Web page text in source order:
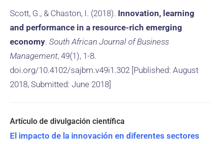
Scott, G., & Chaston, I. (2018). Innovation, learning
and performance in a resource-rich emerging
economy. South African Journal of Business
Management, 49(1), 1-8.
doi.org/10.4102/sajbm.v49i1.302 [Published: August
2018, Submitted: June 2018]
El impacto de la innovación en diferentes sectores